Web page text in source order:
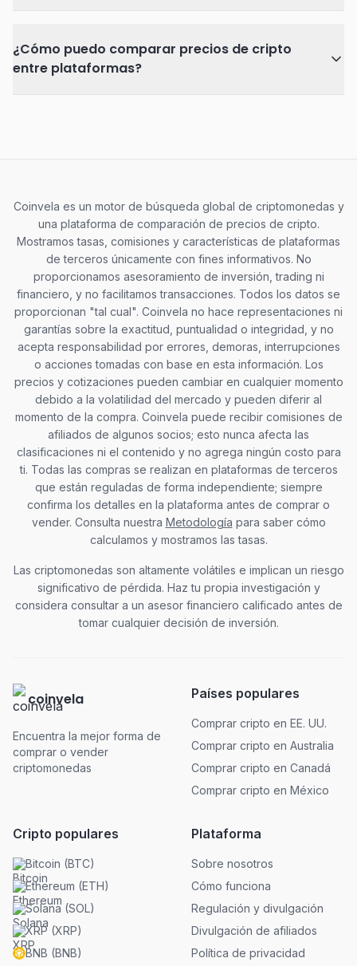
¿Cómo puedo comparar precios de cripto
entre plataformas?
Coinvela es un motor de búsqueda global de criptomonedas y
una plataforma de comparación de precios de cripto.
Mostramos tasas, comisiones y características de plataformas
de terceros únicamente con fines informativos. No
proporcionamos asesoramiento de inversión, trading ni
financiero, y no facilitamos transacciones. Todos los datos se
proporcionan "tal cual". Coinvela no hace representaciones ni
garantías sobre la exactitud, puntualidad o integridad, y no
acepta responsabilidad por errores, demoras, interrupciones
o acciones tomadas con base en esta información. Los
precios y cotizaciones pueden cambiar en cualquier momento
debido a la volatilidad del mercado y pueden diferir al
momento de la compra. Coinvela puede recibir comisiones de
afiliados de algunos socios; esto nunca afecta las
clasificaciones ni el contenido y no agrega ningún costo para
ti. Todas las compras se realizan en plataformas de terceros
que están reguladas de forma independiente; siempre
confirma los detalles en la plataforma antes de comprar o
vender. Consulta nuestra Metodología para saber cómo
calculamos y mostramos las tasas.
Las criptomonedas son altamente volátiles e implican un riesgo
significativo de pérdida. Haz tu propia investigación y
considera consultar a un asesor financiero calificado antes de
tomar cualquier decisión de inversión.
coinvela
Encuentra la mejor forma de
comprar o vender
criptomonedas
Países populares
Comprar cripto en EE. UU.
Comprar cripto en Australia
Comprar cripto en Canadá
Comprar cripto en México
Cripto populares
Bitcoin (BTC)
Ethereum (ETH)
Solana (SOL)
XRP (XRP)
BNB (BNB)
Plataforma
Sobre nosotros
Cómo funciona
Regulación y divulgación
Divulgación de afiliados
Política de privacidad